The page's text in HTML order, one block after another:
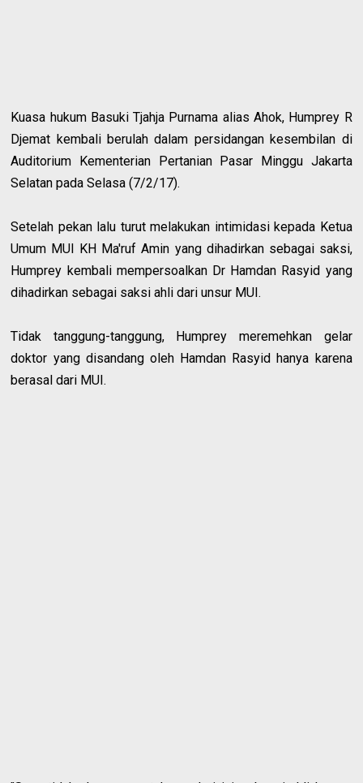
Kuasa hukum Basuki Tjahja Purnama alias Ahok, Humprey R
Djemat kembali berulah dalam persidangan kesembilan di
Auditorium Kementerian Pertanian Pasar Minggu Jakarta
Selatan pada Selasa (7/2/17).
Setelah pekan lalu turut melakukan intimidasi kepada Ketua
Umum MUI KH Ma'ruf Amin yang dihadirkan sebagai saksi,
Humprey kembali mempersoalkan Dr Hamdan Rasyid yang
dihadirkan sebagai saksi ahli dari unsur MUI.
Tidak tanggung-tanggung, Humprey meremehkan gelar
doktor yang disandang oleh Hamdan Rasyid hanya karena
berasal dari MUI.